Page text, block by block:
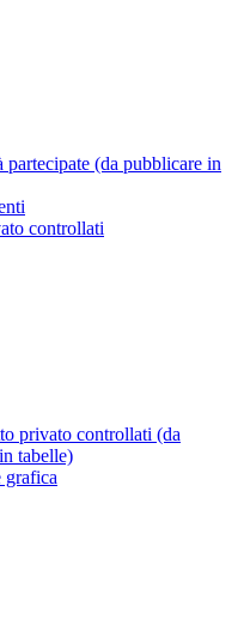
partecipate (da pubblicare in
controllati
privato controllati (da
tabelle)
grafica